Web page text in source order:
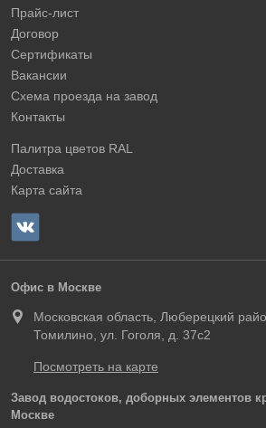
Прайс-лист
Договор
Сертификаты
Вакансии
Схема проезда на завод
Контакты
Палитра цветов RAL
Доставка
Карта сайта
Офис в Москве
Московская область, Люберецкий
Томилино, ул. Гоголя, д. 37с2
Посмотреть на карте
Завод водостоков, доборных элементов
Москве